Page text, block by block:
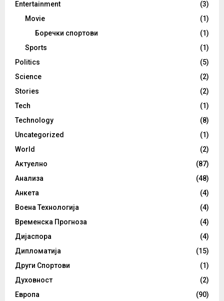
Entertainment
(3)
Movie
(1)
Боречки спортови
(1)
Sports
(1)
Politics
(5)
Science
(2)
Stories
(2)
Tech
(1)
Technology
(8)
Uncategorized
(1)
World
(2)
Актуелно
(87)
Анализа
(48)
Анкета
(4)
Воена Технологија
(4)
Временска Прогноза
(4)
Дијаспора
(4)
Дипломатија
(15)
Други Спортови
(1)
Духовност
(2)
Европа
(90)